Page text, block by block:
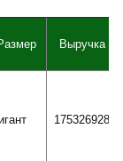
Выручка
175326928